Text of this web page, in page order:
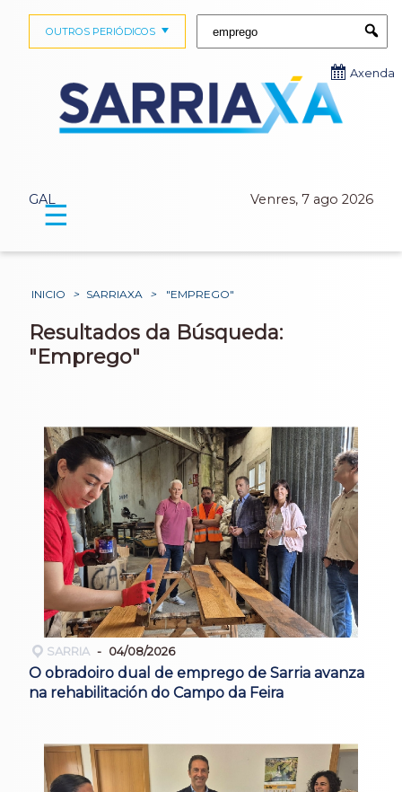
GAL Venres, 7 ago 2026
OUTROS PERIÓDICOS
Axenda
☰
INICIO > SARRIAXA > "EMPREGO"
Resultados da Búsqueda:
"Emprego"
SARRIA 04/08/2026
O obradoiro dual de emprego de Sarria avanza
na rehabilitación do Campo da Feira